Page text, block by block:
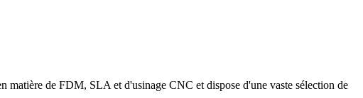
matière de FDM, SLA et d'usinage CNC et dispose d'une vaste sélection de